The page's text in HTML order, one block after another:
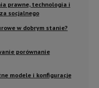
prawne, technologia i
socjalnego
w dobrym stanie?
porównanie
modele i konfiguracje